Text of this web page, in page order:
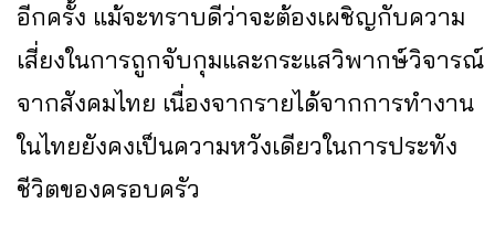
อีกครั้ง แม้จะทราบดีว่าจะต้องเผชิญกับความ
เสี่ยงในการถูกจับกุมและกระแสวิพากษ์วิจารณ์
จากสังคมไทย เนื่องจากรายได้จากการทำงาน
ในไทยยังคงเป็นความหวังเดียวในการประทัง
ชีวิตของครอบครัว